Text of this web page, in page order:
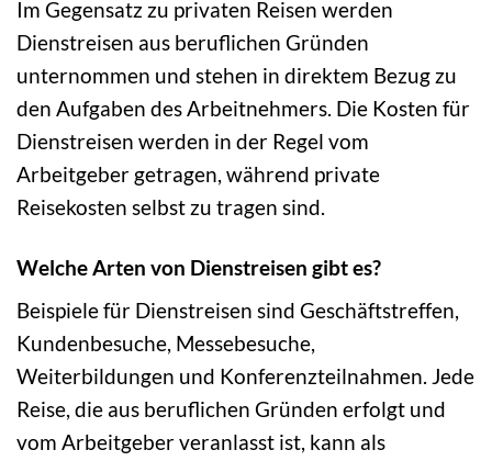
Im Gegensatz zu privaten Reisen werden
Dienstreisen aus beruflichen Gründen
unternommen und stehen in direktem Bezug zu
den Aufgaben des Arbeitnehmers. Die Kosten für
Dienstreisen werden in der Regel vom
Arbeitgeber getragen, während private
Reisekosten selbst zu tragen sind.
Welche Arten von Dienstreisen gibt es?
Beispiele für Dienstreisen sind Geschäftstreffen,
Kundenbesuche, Messebesuche,
Weiterbildungen und Konferenzteilnahmen. Jede
Reise, die aus beruflichen Gründen erfolgt und
vom Arbeitgeber veranlasst ist, kann als